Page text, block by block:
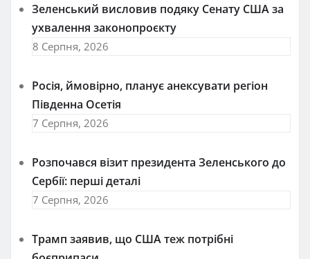
Зеленський висловив подяку Сенату США за
ухвалення законопроєкту
8 Серпня, 2026
Росія, ймовірно, планує анексувати регіон
Південна Осетія
7 Серпня, 2026
Розпочався візит президента Зеленського до
Сербії: перші деталі
7 Серпня, 2026
Трамп заявив, що США теж потрібні